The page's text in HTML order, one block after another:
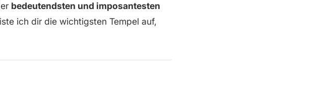
bedeutendsten und imposantesten
ich dir die wichtigsten Tempel auf,